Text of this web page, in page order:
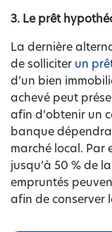
3. Le prêt
La dernière
de solliciter un
d’un bien
achevé peut
afin d’obtenir un
banque
marché local. Par
jusqu’à 50 % de
empruntés
afin de conserver